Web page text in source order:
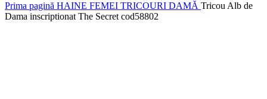
Prima pagină HAINE FEMEI TRICOURI DAMĂ Tricou Alb de
Dama inscriptionat The Secret cod58802